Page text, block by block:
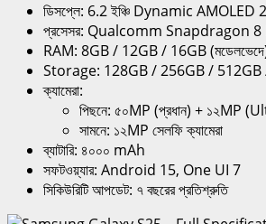
ডিসপ্লে: 6.2 ইঞ্চি Dynamic AMOLED
প্রসেসর: Qualcomm Snapdragon
RAM: 8GB / 12GB / 16GB
Storage: 128GB / 256GB / 512GB
ক্যামেরা:
পিছনে: ৫০MP (প্রধান) +
সামনে: ১২MP সেলফি ক্যামেরা
ব্যাটারি: ৪০০০ mAh
সফটওয়্যার: Android 15, One UI 7
সিকিউরিটি আপডেট: ৭ বছরের প্রতিশ্রুতি